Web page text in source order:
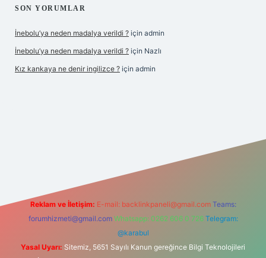
SON YORUMLAR
İnebolu’ya neden madalya verildi ? için admin
İnebolu’ya neden madalya verildi ? için Nazlı
Kız kankaya ne denir ingilizce ? için admin
Reklam ve İletişim: E-mail: backlinkpaneli@gmail.com Teams:
forumhizmeti@gmail.com Whatsapp: 0262 606 0 726 Telegram:
@karabul
Yasal Uyarı: Sitemiz, 5651 Sayılı Kanun gereğince Bilgi Teknolojileri